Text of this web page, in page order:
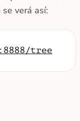
verá así:
tree